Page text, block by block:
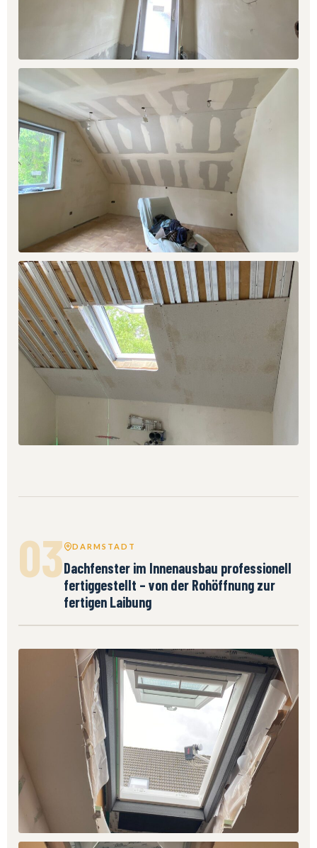
03 DARMSTADT
Dachfenster im Innenausbau professionell
fertiggestellt – von der Rohöffnung zur
fertigen Laibung